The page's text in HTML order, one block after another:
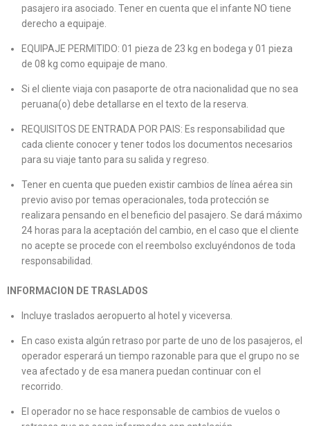
pasajero ira asociado. Tener en cuenta que el infante NO tiene
derecho a equipaje.
EQUIPAJE PERMITIDO: 01 pieza de 23 kg en bodega y 01 pieza
de 08 kg como equipaje de mano.
Si el cliente viaja con pasaporte de otra nacionalidad que no sea
peruana(o) debe detallarse en el texto de la reserva.
REQUISITOS DE ENTRADA POR PAIS: Es responsabilidad que
cada cliente conocer y tener todos los documentos necesarios
para su viaje tanto para su salida y regreso.
Tener en cuenta que pueden existir cambios de línea aérea sin
previo aviso por temas operacionales, toda protección se
realizara pensando en el beneficio del pasajero. Se dará máximo
24 horas para la aceptación del cambio, en el caso que el cliente
no acepte se procede con el reembolso excluyéndonos de toda
responsabilidad.
INFORMACION DE TRASLADOS
Incluye traslados aeropuerto al hotel y viceversa.
En caso exista algún retraso por parte de uno de los pasajeros, el
operador esperará un tiempo razonable para que el grupo no se
vea afectado y de esa manera puedan continuar con el
recorrido.
El operador no se hace responsable de cambios de vuelos o